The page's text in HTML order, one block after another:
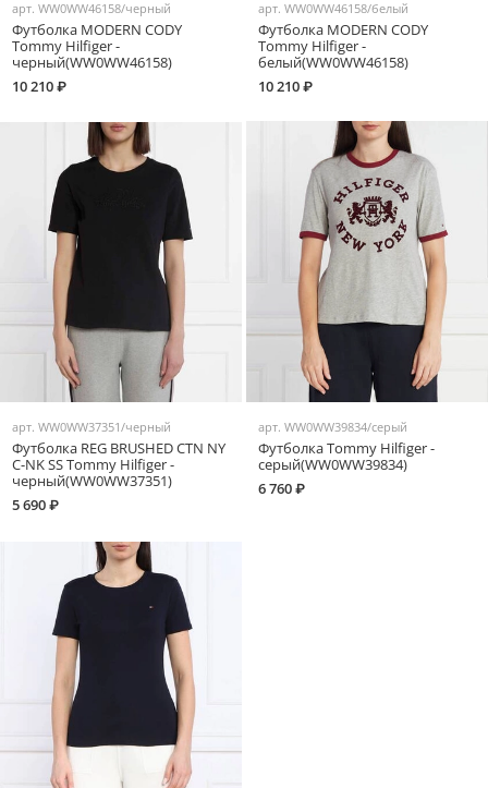
арт.WW0WW46158/черный
Футболка MODERN CODY
Tommy Hilfiger -
черный(WW0WW46158)
10 210 ₽
арт. WW0WW46158/белый
Футболка MODERN CODY
Tommy Hilfiger -
белый(WW0WW46158)
10 210 ₽
арт.WW0WW37351/черный
Футболка REG BRUSHED CTN NY
C-NK SS Tommy Hilfiger -
черный(WW0WW37351)
5 690 ₽
арт. WW0WW39834/серый
Футболка Tommy Hilfiger -
серый(WW0WW39834)
6 760 ₽